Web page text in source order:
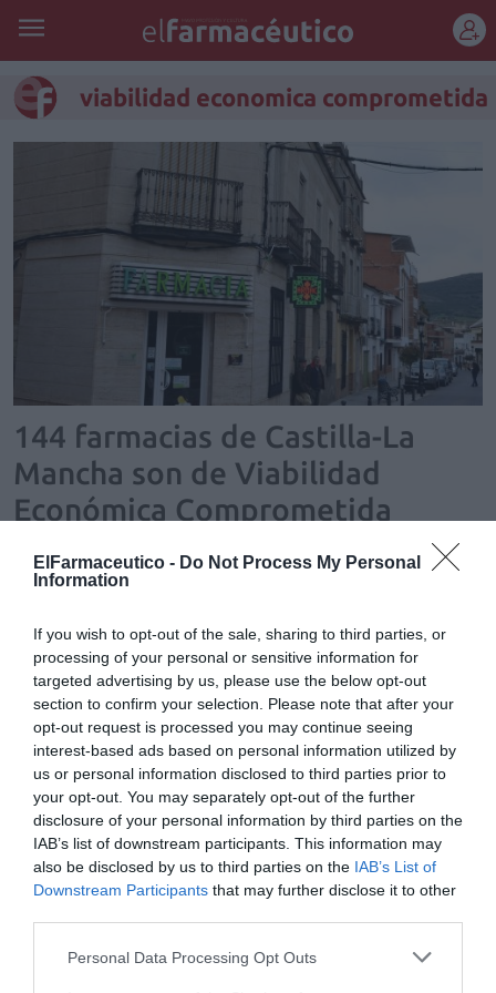
ElFarmaceutico - Do Not Process My Personal
Information
If you wish to opt-out of the sale, sharing to third parties, or
processing of your personal or sensitive information for
targeted advertising by us, please use the below opt-out
section to confirm your selection. Please note that after your
opt-out request is processed you may continue seeing
interest-based ads based on personal information utilized by
us or personal information disclosed to third parties prior to
your opt-out. You may separately opt-out of the further
disclosure of your personal information by third parties on the
IAB’s list of downstream participants. This information may
also be disclosed by us to third parties on the IAB’s List of
Downstream Participants that may further disclose it to other
Personal Data Processing Opt Outs
viabilidad economica comprometida
144 farmacias de Castilla-La
Mancha son de Viabilidad
Económica Comprometida
Castilla-La Mancha ha cerrado 2017 con cuatro farmacias menos que
en el año anterior, por lo que el número de oficinas a diciembre de ese
única de España donde el número de farmacias ha descendido; se
trata de cierres definitivos.
FEFE recomienda evitar nuevas aperturas de farmacias
en algunas comunidades autónomas
Noticias y novedades Redacción
07/04/2016
La Federación Empresarial de Farmacéuticos Españoles (FEFE)
recomienda evitar la apertura de nuevas farmacias en algunas
comunidades autónomas. En particular, en aquellas en las que existen
numerosas farmacias con problemas de subsistencia.
El COF de Ourense reivindica una línea de ayudas
VEC
Noticias y novedades Redacción
27/02/2015